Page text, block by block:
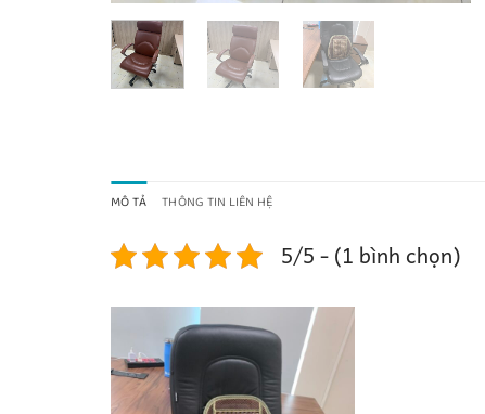
MÔ TẢ THÔNG TIN LIÊN HỆ
5/5 - (1 bình chọn)